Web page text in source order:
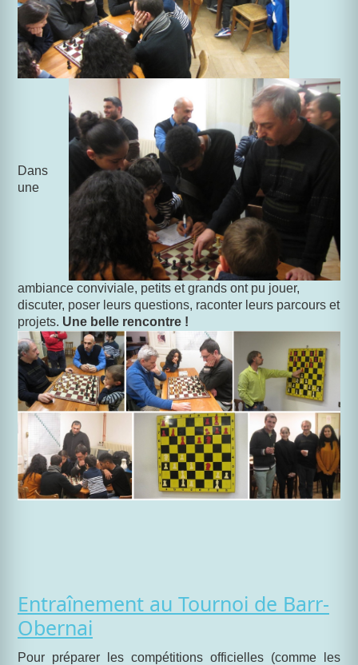
Dans
une
ambiance conviviale, petits et grands ont pu jouer,
discuter, poser leurs questions, raconter leurs parcours et
projets. Une belle rencontre !
Entraînement au Tournoi de Barr-
Obernai
Pour préparer les compétitions officielles (comme les